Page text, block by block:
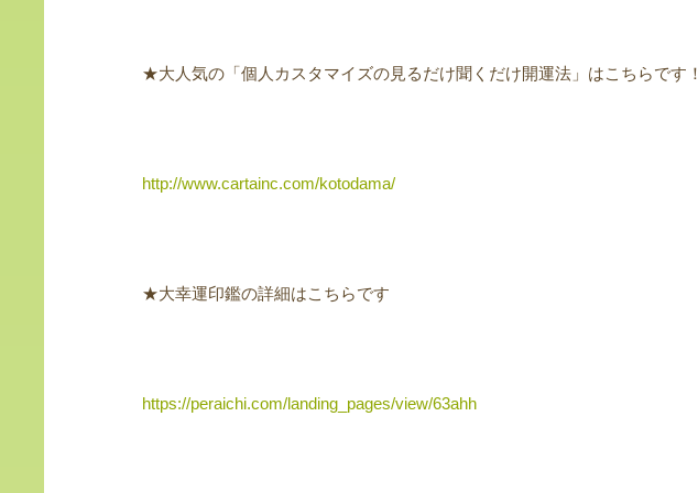
★大人気の「個人カスタマイズの見るだけ聞くだけ開運法」はこちらです！
http://www.cartainc.com/kotodama/
★大幸運印鑑の詳細はこちらです
https://peraichi.com/landing_pages/view/63ahh